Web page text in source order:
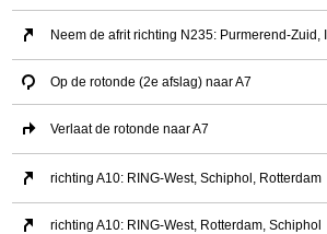
Neem de afrit richting N235: Purmerend-Zuid,
Op de rotonde (2e afslag) naar A7
Verlaat de rotonde naar A7
richting A10: RING-West, Schiphol, Rotterdam
richting A10: RING-West, Rotterdam, Schiphol